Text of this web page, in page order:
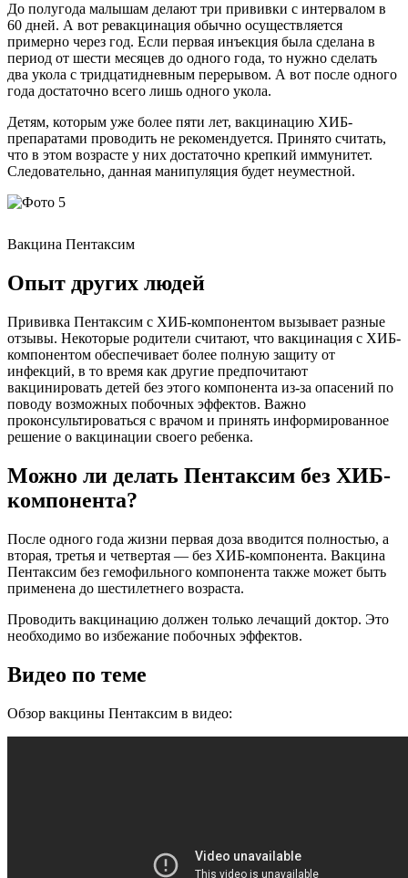
До полугода малышам делают три прививки с интервалом в
60 дней. А вот ревакцинация обычно осуществляется
примерно через год. Если первая инъекция была сделана в
период от шести месяцев до одного года, то нужно сделать
два укола с тридцатидневным перерывом. А вот после одного
года достаточно всего лишь одного укола.
Детям, которым уже более пяти лет, вакцинацию ХИБ-
препаратами проводить не рекомендуется. Принято считать,
что в этом возрасте у них достаточно крепкий иммунитет.
Следовательно, данная манипуляция будет неуместной.
Вакцина Пентаксим
Опыт других людей
Прививка Пентаксим с ХИБ-компонентом вызывает разные
отзывы. Некоторые родители считают, что вакцинация с ХИБ-
компонентом обеспечивает более полную защиту от
инфекций, в то время как другие предпочитают
вакцинировать детей без этого компонента из-за опасений по
поводу возможных побочных эффектов. Важно
проконсультироваться с врачом и принять информированное
решение о вакцинации своего ребенка.
Можно ли делать Пентаксим без ХИБ-
компонента?
После одного года жизни первая доза вводится полностью, а
вторая, третья и четвертая — без ХИБ-компонента. Вакцина
Пентаксим без гемофильного компонента также может быть
применена до шестилетнего возраста.
Проводить вакцинацию должен только лечащий доктор. Это
необходимо во избежание побочных эффектов.
Видео по теме
Обзор вакцины Пентаксим в видео: